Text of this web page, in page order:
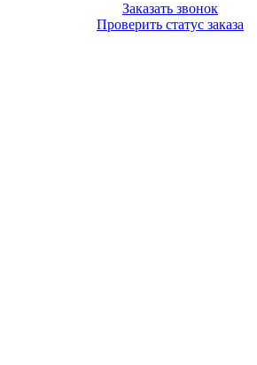
Заказать звонок
Проверить статус заказа